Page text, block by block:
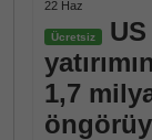
22 Haz
Ücretsiz
1,7